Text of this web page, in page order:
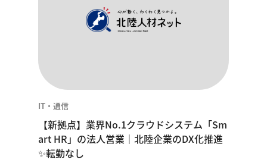
IT・通信
【新拠点】業界No.1クラウドシステム「Sm
art HR」の法人営業｜北陸企業のDX化推進
✨転勤なし